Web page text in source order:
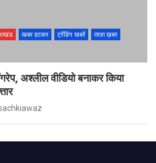
खबर हटकर ट्रेंडिंग खबरें
ताज़ा ख़बर
अश्लील वीडियो बनाकर किया